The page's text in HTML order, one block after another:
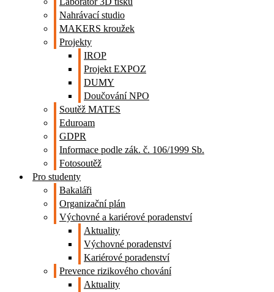
Nahrávací studio
MAKERS kroužek
Projekty
IROP
Projekt EXPOZ
DUMY
Doučování NPO
Soutěž MATES
Eduroam
GDPR
Informace podle zák. č. 106/1999 Sb.
Fotosoutěž
Pro studenty
Bakaláři
Organizační plán
Výchovné a kariérové poradenství
Aktuality
Výchovné poradenství
Kariérové poradenství
Prevence rizikového chování
Aktuality